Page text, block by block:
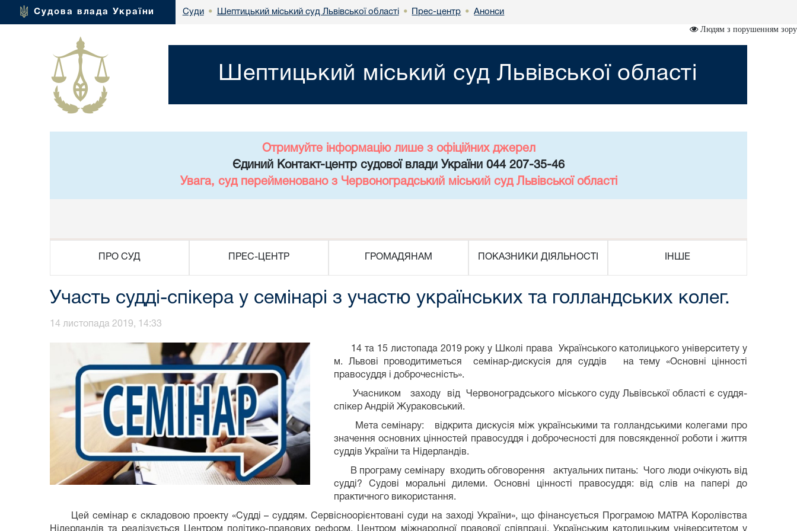
Судова влада України Суди • Шептицький міський суд Львівської області • Прес-центр • Анонси
Людям з порушенням зору
Шептицький міський суд Львівської області
Отримуйте інформацію лише з офіційних джерел
Єдиний Контакт-центр судової влади України 044 207-35-46
Увага, суд перейменовано з Червоноградський міський суд Львівської області
ПРО СУД ПРЕС-ЦЕНТР ГРОМАДЯНАМ ПОКАЗНИКИ ДІЯЛЬНОСТІ ІНШЕ
Участь судді-спікера у семінарі з участю українських та голландських колег.
14 листопада 2019, 14:33
14 та 15 листопада 2019 року у Школі права Українського католицького університету у
м. Львові проводитиметься семінар-дискусія для суддів на тему «Основні цінності
правосуддя і доброчесність».
Учасником заходу від Червоноградського міського суду Львівської області є суддя-
спікер Андрій Жураковський.
Мета семінару: відкрита дискусія між українськими та голландськими колегами про
значення основних цінностей правосуддя і доброчесності для повсякденної роботи і життя
суддів України та Нідерландів.
В програму семінару входить обговорення актуальних питань: Чого люди очікують від
судді? Судові моральні дилеми. Основні цінності правосуддя: від слів на папері до
практичного використання.
Цей семінар є складовою проекту «Судді – суддям. Сервісноорієнтовані суди на заході України», що фінансується Програмою МАТРА Королівства
Нідерландів та реалізується Центром політико-правових реформ, Центром міжнародної правової співпраці, Українським католицьким університетом у